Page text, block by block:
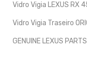
Vidro Vigia LEXUS
Vidro Vigia Traseiro
GENUINE LEXUS PARTS